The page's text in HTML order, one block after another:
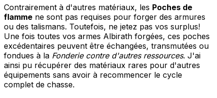
Contrairement à d'autres matériaux, les Poches de
flamme ne sont pas requises pour forger des armures
ou des talismans. Toutefois, ne jetez pas vos surplus!
Une fois toutes vos armes Albirath forgées, ces poches
excédentaires peuvent être échangées, transmutées ou
fondues à la Fonderie contre d'autres ressources. J'ai
ainsi pu récupérer des matériaux rares pour d'autres
équipements sans avoir à recommencer le cycle
complet de chasse.